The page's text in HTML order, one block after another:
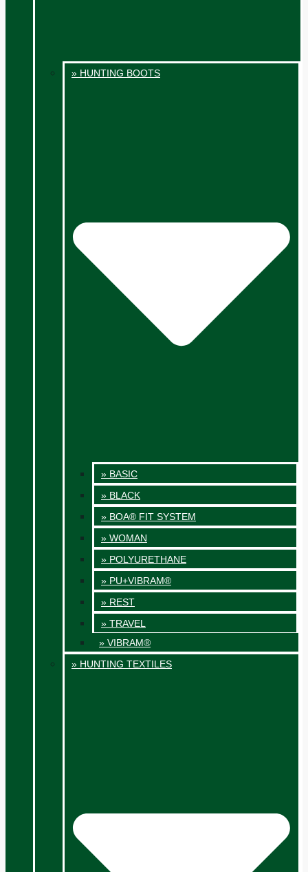
» HUNTING BOOTS
» BASIC
» BLACK
» BOA® FIT SYSTEM
» WOMAN
» POLYURETHANE
» PU+VIBRAM®
» REST
» TRAVEL
» VIBRAM®
» HUNTING TEXTILES